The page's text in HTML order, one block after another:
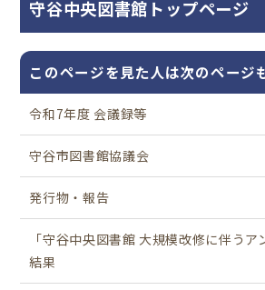
守谷中央図書館トップページ
このページを見た人は次のページ
令和7年度 会議録等
守谷市図書館協議会
発行物・報告
「守谷中央図書館 大規模改修に伴う
結果